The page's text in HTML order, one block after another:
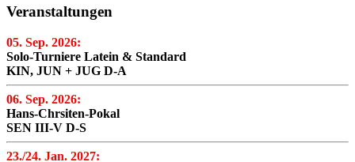
Veranstaltungen
05. Sep. 2026:
Solo-Turniere Latein & Standard
KIN, JUN + JUG D-A
06. Sep. 2026:
Hans-Chrsiten-Pokal
SEN III-V D-S
23./24. Jan. 2027: